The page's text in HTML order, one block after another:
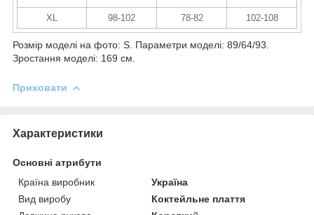
XL
98-102 78-82 102-108
Розмір моделі на фото: S. Параметри моделі: 89/64/93.
Зростання моделі: 169 см.
Приховати
Характеристики
Основні атрибути
Країна виробник
Україна
Вид виробу
Коктейльне плаття